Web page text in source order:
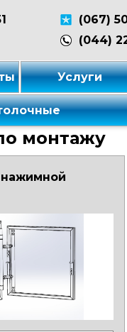
(067)
(044)
Услуги
монтажу
нажимной